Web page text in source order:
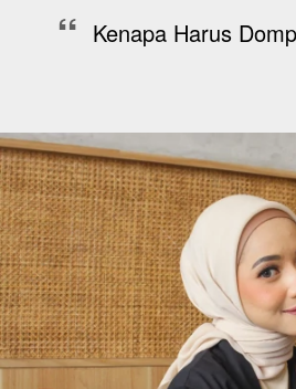
“ Kenapa Harus